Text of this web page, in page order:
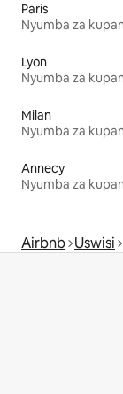
Paris
Lyon
Milan
Annecy
Airbnb Uswisi